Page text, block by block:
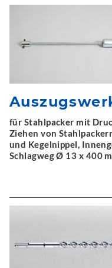
für Stahlpacker mit
Ziehen von
und Kegelnippel,
Schlagweg Ø 13 x 400